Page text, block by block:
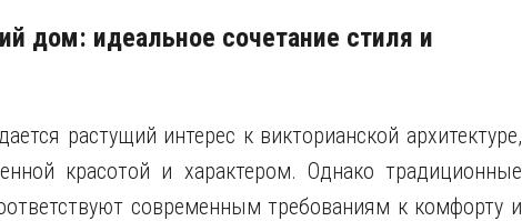
дом: идеальное сочетание стиля и
растущий интерес к викторианской архитектуре,
красотой и характером. Однако традиционные
современным требованиям к комфорту и